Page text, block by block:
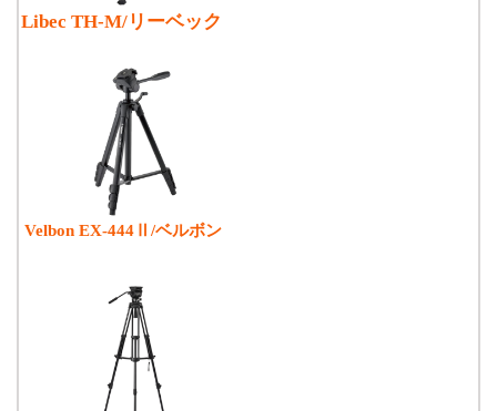
Libec TH-M/リーベック
Velbon EX-444Ⅱ/ベルボン